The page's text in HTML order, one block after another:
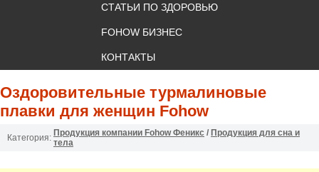
СТАТЬИ ПО ЗДОРОВЬЮ
FOHOW БИЗНЕС
КОНТАКТЫ
Оздоровительные турмалиновые
плавки для женщин Fohow
Категория: Продукция компании Fohow Феникс / Продукция для сна и
тела